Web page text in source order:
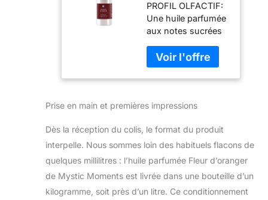
Fleur d'oranger
| 1Kg
PROFIL OLFACTIF:
Une huile parfumée
aux notes sucrées
fleurs, idéale pour
les bougies,
fondants parfumés,
de parfum
POLYVALENTE
POUR LES
CRÉATIONS:
Convient à la
fabrication de
bougies, fondants
Prise en main et premières impressions
Dès la réception du colis, le format du produit
interpelle. Nous sommes loin des habituels flacons de
quelques millilitres : l’huile parfumée Fleur d’oranger
de Mystic Moments est livrée dans une bouteille d’un
kilogramme, soit près d’un litre. Ce conditionnement